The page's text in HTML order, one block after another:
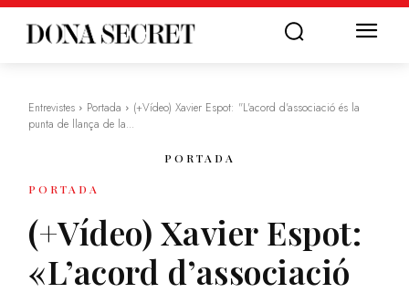
Entrevistes Portada
(+Vídeo) Xavier Espot: "L'acord d'associació és la
punta de llança de la...
PORTADA
PORTADA
(+Vídeo) Xavier Espot:
«L’acord d’associació